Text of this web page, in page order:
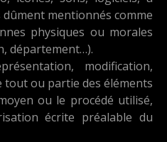
dûment mentionnés comme
physiques ou morales
département…).
modification,
ou partie des éléments
ou le procédé utilisé,
écrite préalable du